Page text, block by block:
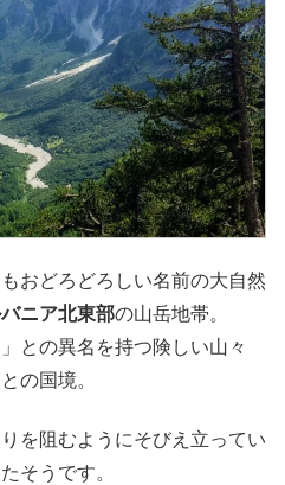
もおどろどろしい名前の大自然
ニア北東部の山岳地帯。
との異名を持つ険しい山々
の国境。
を阻むようにそびえ立ってい
そうです。